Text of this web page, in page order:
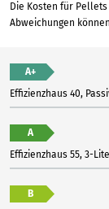
Die Kosten für
Abweichungen
A+
Effizienzhaus 40,
A
Effizienzhaus 55, 3-
B